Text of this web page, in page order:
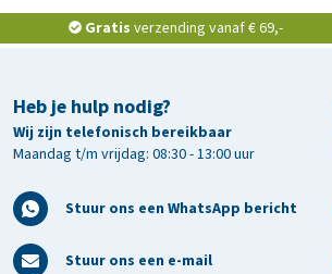
Gratis verzending vanaf € 69,-
Heb je hulp nodig?
Wij zijn telefonisch bereikbaar
Maandag t/m vrijdag: 08:30 - 13:00 uur
Stuur ons een WhatsApp bericht
Stuur ons een e-mail